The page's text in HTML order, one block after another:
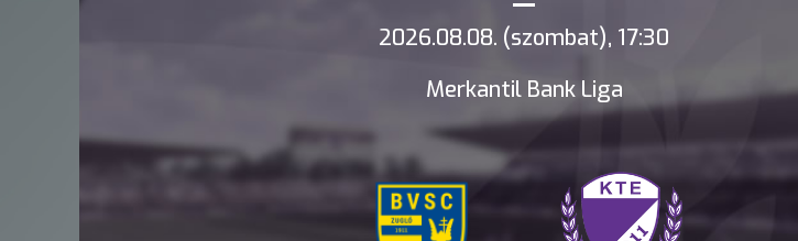
2026.08.08. (szombat), 17:30
Merkantil Bank Liga